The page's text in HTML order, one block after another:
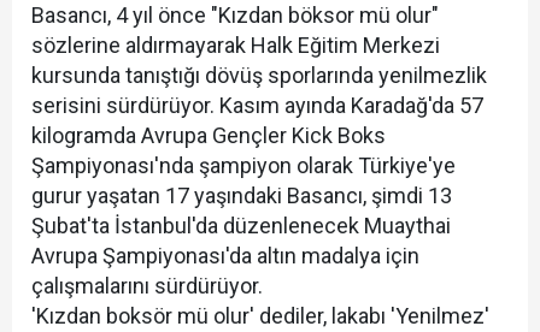
Basancı, 4 yıl önce "Kızdan böksor mü olur"
sözlerine aldırmayarak Halk Eğitim Merkezi
kursunda tanıştığı dövüş sporlarında yenilmezlik
serisini sürdürüyor. Kasım ayında Karadağ'da 57
kilogramda Avrupa Gençler Kick Boks
Şampiyonası'nda şampiyon olarak Türkiye'ye
gurur yaşatan 17 yaşındaki Basancı, şimdi 13
Şubat'ta İstanbul'da düzenlenecek Muaythai
Avrupa Şampiyonası'da altın madalya için
çalışmalarını sürdürüyor.
'Kızdan boksör mü olur' dediler, lakabı 'Yenilmez'